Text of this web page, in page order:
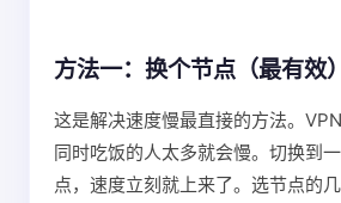
方法一：换个节点（最有效）
这是解决速度慢最直接的方法。VPN
同时吃饭的人太多就会慢。切换到
点，速度立刻就上来了。选节点的